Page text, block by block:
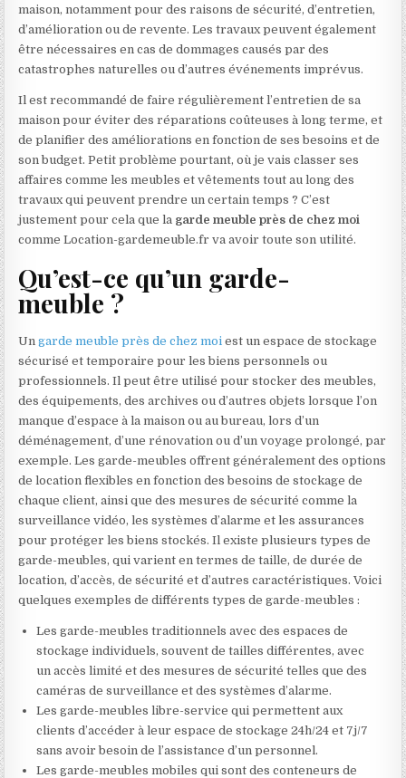
maison, notamment pour des raisons de sécurité, d’entretien,
d’amélioration ou de revente. Les travaux peuvent également
être nécessaires en cas de dommages causés par des
catastrophes naturelles ou d’autres événements imprévus.
Il est recommandé de faire régulièrement l’entretien de sa
maison pour éviter des réparations coûteuses à long terme, et
de planifier des améliorations en fonction de ses besoins et de
son budget. Petit problème pourtant, où je vais classer ses
affaires comme les meubles et vêtements tout au long des
travaux qui peuvent prendre un certain temps ? C’est
justement pour cela que la garde meuble près de chez moi
comme Location-gardemeuble.fr va avoir toute son utilité.
Qu’est-ce qu’un garde-
meuble ?
Ungarde meuble près de chez moi est un espace de stockage
sécurisé et temporaire pour les biens personnels ou
professionnels. Il peut être utilisé pour stocker des meubles,
des équipements, des archives ou d’autres objets lorsque l’on
manque d’espace à la maison ou au bureau, lors d’un
déménagement, d’une rénovation ou d’un voyage prolongé, par
exemple. Les garde-meubles offrent généralement des options
de location flexibles en fonction des besoins de stockage de
chaque client, ainsi que des mesures de sécurité comme la
surveillance vidéo, les systèmes d’alarme et les assurances
pour protéger les biens stockés. Il existe plusieurs types de
garde-meubles, qui varient en termes de taille, de durée de
location, d’accès, de sécurité et d’autres caractéristiques. Voici
quelques exemples de différents types de garde-meubles :
Les garde-meubles traditionnels avec des espaces de
stockage individuels, souvent de tailles différentes, avec
un accès limité et des mesures de sécurité telles que des
caméras de surveillance et des systèmes d’alarme.
Les garde-meubles libre-service qui permettent aux
clients d’accéder à leur espace de stockage 24h/24 et 7j/7
sans avoir besoin de l’assistance d’un personnel.
Les garde-meubles mobiles qui sont des conteneurs de